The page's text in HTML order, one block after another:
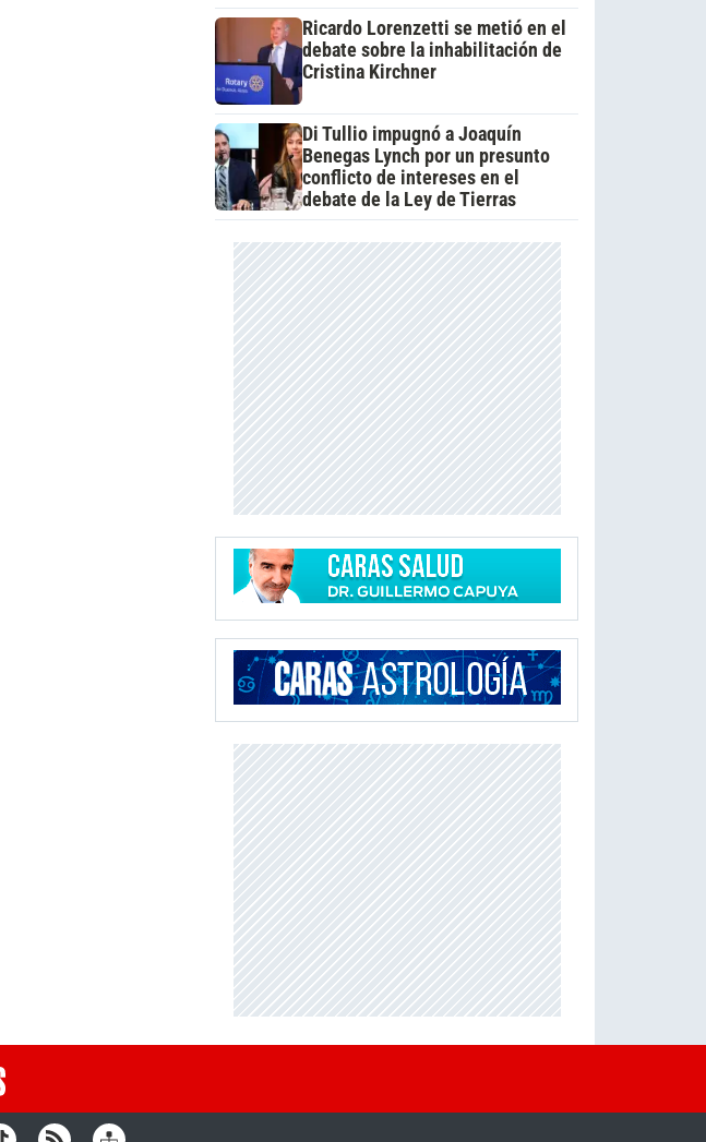
Ricardo Lorenzetti se metió en el
debate sobre la inhabilitación de
Cristina Kirchner
Di Tullio impugnó a Joaquín
Benegas Lynch por un presunto
conflicto de intereses en el
debate de la Ley de Tierras